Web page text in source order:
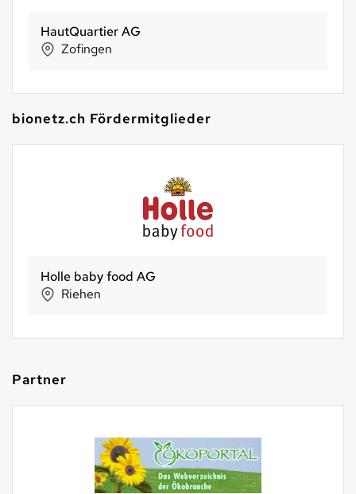
gebana AG
Zürich
bionetz.ch Fördermitglieder
Morga AG
Ebnat-Kappel
Partner